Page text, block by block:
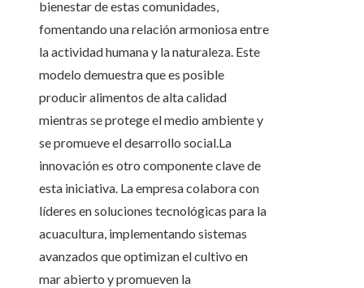
bienestar de estas comunidades,
fomentando una relación armoniosa entre
la actividad humana y la naturaleza. Este
modelo demuestra que es posible
producir alimentos de alta calidad
mientras se protege el medio ambiente y
se promueve el desarrollo social.La
innovación es otro componente clave de
esta iniciativa. La empresa colabora con
líderes en soluciones tecnológicas para la
acuacultura, implementando sistemas
avanzados que optimizan el cultivo en
mar abierto y promueven la